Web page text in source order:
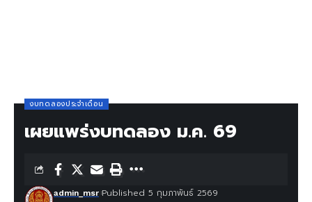
งบทดลองประจำเดือน
เผยแพร่งบทดลอง ม.ค. 69
admin_msr Published 5 กุมภาพันธ์ 2569